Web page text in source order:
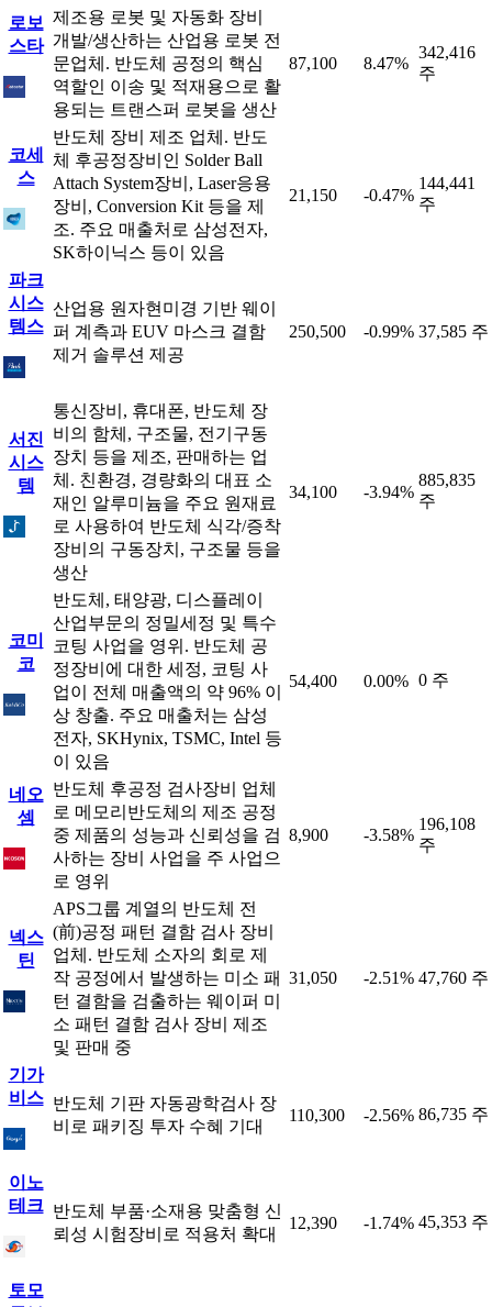
로보
스타
제조용 로봇 및 자동화 장비
개발/생산하는 산업용 로봇 전
문업체. 반도체 공정의 핵심
역할인 이송 및 적재용으로 활
용되는 트랜스퍼 로봇을 생산
87,100 8.47%
342,416
주
코세
스
반도체 장비 제조 업체. 반도
체 후공정장비인 Solder Ball
Attach System장비, Laser응용
장비, Conversion Kit 등을 제
조. 주요 매출처로 삼성전자,
SK하이닉스 등이 있음
21,150 -0.47%
144,441
주
파크
시스
템스
산업용 원자현미경 기반 웨이
퍼 계측과 EUV 마스크 결함
제거 솔루션 제공
250,500 -0.99% 37,585 주
서진
시스
템
통신장비, 휴대폰, 반도체 장
비의 함체, 구조물, 전기구동
장치 등을 제조, 판매하는 업
체. 친환경, 경량화의 대표 소
재인 알루미늄을 주요 원재료
로 사용하여 반도체 식각/증착
장비의 구동장치, 구조물 등을
생산
34,100 -3.94%
885,835
주
코미
코
반도체, 태양광, 디스플레이
산업부문의 정밀세정 및 특수
코팅 사업을 영위. 반도체 공
정장비에 대한 세정, 코팅 사
업이 전체 매출액의 약 96% 이
상 창출. 주요 매출처는 삼성
전자, SKHynix, TSMC, Intel 등
이 있음
54,400 0.00% 0 주
네오
셈
반도체 후공정 검사장비 업체
로 메모리반도체의 제조 공정
중 제품의 성능과 신뢰성을 검
사하는 장비 사업을 주 사업으
로 영위
8,900 -3.58%
196,108
주
넥스
틴
APS그룹 계열의 반도체 전
(前)공정 패턴 결함 검사 장비
업체. 반도체 소자의 회로 제
작 공정에서 발생하는 미소 패
턴 결함을 검출하는 웨이퍼 미
소 패턴 결함 검사 장비 제조
및 판매 중
31,050 -2.51% 47,760 주
기가
비스 반도체 기판 자동광학검사 장
비로 패키징 투자 수혜 기대
110,300 -2.56% 86,735 주
이노
테크 반도체 부품·소재용 맞춤형 신
뢰성 시험장비로 적용처 확대
12,390 -1.74% 45,353 주
토모